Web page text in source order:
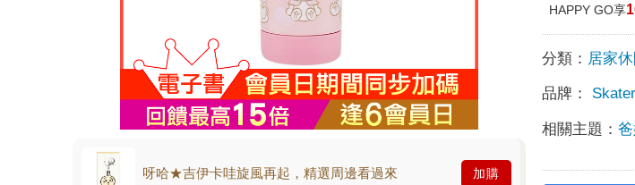
呀哈★吉伊卡哇旋風再起，精選周邊看過來 加購
HAPPY GO享
分類： 居家
品牌： Skater
相關主題：